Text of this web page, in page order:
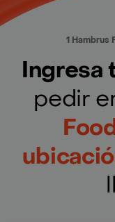
1 Hambrus
Ingresa
pedir